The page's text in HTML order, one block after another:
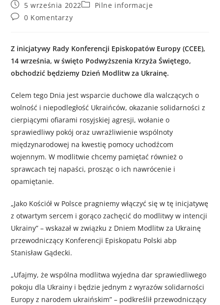
5 września 2022
Pilne informacje
0 Komentarzy
Z inicjatywy Rady Konferencji Episkopatów Europy (CCEE),
14 września, w święto Podwyższenia Krzyża Świętego,
obchodzić będziemy Dzień Modlitw za Ukrainę.
Celem tego Dnia jest wsparcie duchowe dla walczących o
wolność i niepodległość Ukraińców, okazanie solidarności z
cierpiącymi ofiarami rosyjskiej agresji, wołanie o
sprawiedliwy pokój oraz uwrażliwienie wspólnoty
międzynarodowej na kwestię pomocy uchodźcom
wojennym. W modlitwie chcemy pamiętać również o
sprawcach tej napaści, prosząc o ich nawrócenie i
opamiętanie.
„Jako Kościół w Polsce pragniemy włączyć się w tę inicjatywę
z otwartym sercem i gorąco zachęcić do modlitwy w intencji
Ukrainy” – wskazał w związku z Dniem Modlitw za Ukrainę
przewodniczący Konferencji Episkopatu Polski abp
Stanisław Gądecki.
„Ufajmy, że wspólna modlitwa wyjedna dar sprawiedliwego
pokoju dla Ukrainy i będzie jednym z wyrazów solidarności
Europy z narodem ukraińskim” – podkreślił przewodniczący